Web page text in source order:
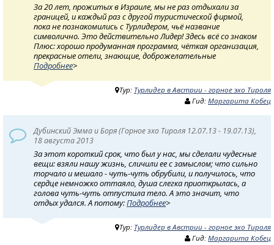
За 20 лет, прожитых в Израиле, мы не раз отдыхали за
границей, и каждый раз с другой туристической фирмой,
пока не познакомились с Турлидером, чьё название
символично. Это действительно Лидер! Здесь всё со знаком
Плюс: хорошо продуманная программа, чёткая организация,
прекрасные отели, знающие, доброжелательные
Подробнее>
Тур: Турлидер в Австрии - горное эхо Тироля
Гид: Маргарита Кобец
Дубинский Эмма и Боря (Горное эхо Тироля 12.07.13 - 19.07.13),
18 августа 2013
За этот короткий срок, что был у нас, мы сделали чудесные
вещи: взяли нашу жизнь, сличили ее с замыслом; что сильно
торчало и мешало - чуть-чуть обрубили, и получилось, что
сердце немножко оттаяло, душа слегка приоткрылась, а
голова чуть-чуть отпустила тело. А это значит, что
отдых удался. А потому:Подробнее>
Тур: Турлидер в Австрии - горное эхо Тироля
Гид: Маргарита Кобец